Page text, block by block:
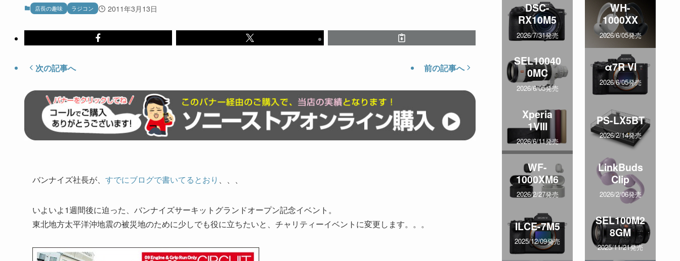
店長の趣味 ラジコン 2011年3月13日
次の記事へ 前の記事へ
バンナイズ社長が、 すでにブログで書いてるとおり 、、、
いよいよ1週間後に迫った、バンナイズサーキットグランドオープン記念イベント。
東北地方太平洋沖地震の被災地のために少しでも役に立ちたいと、チャリティーイベントに変更します。。。
DSC-
RX10M5
2026/7/31発売
WH-
1000XX
2026/6/05発売
SEL10040
0MC
2026/6/05発売
α7R VI
2026/6/05発売
Xperia
1VIII
2026/6/11発売
PS-LX5BT
2026/2/14発売
WF-
1000XM6
2026/2/27発売
LinkBuds
Clip
2026/2/06発売
ILCE-7M5
2025/12/09発売
SEL100M2
8GM
2025/11/21発売